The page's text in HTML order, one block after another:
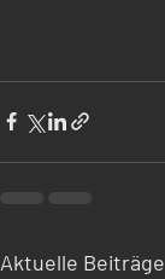
Aktuelle Beiträge